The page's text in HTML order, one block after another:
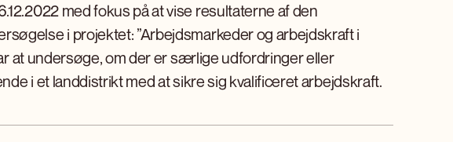
med fokus på at vise resultaterne af den
i projektet: ”Arbejdsmarkeder og arbejdskraft i
at undersøge, om der er særlige udfordringer eller
i et landdistrikt med at sikre sig kvalificeret arbejdskraft.